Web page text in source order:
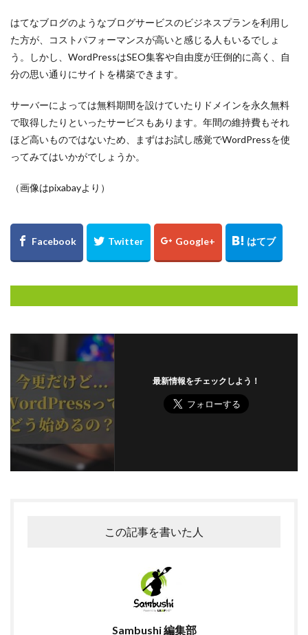
はてなブログのようなブログサービスのビジネスプランを利用し
た方が、コストパフォーマンスが高いと感じる人もいるでしょ
う。しかし、WordPressはSEO集客や自由度が圧倒的に高く、自
分の思い通りにサイトを構築できます。
サーバーによっては無料期間を設けていたりドメインを永久無料
で取得したりといったサービスもあります。年間の維持費もそれ
ほど高いものではないため、まずはお試し感覚でWordPressを使
ってみてはいかがでしょうか。
（画像はpixabayより）
最新情報をチェックしよう！
この記事を書いた人
Sambushi 編集部